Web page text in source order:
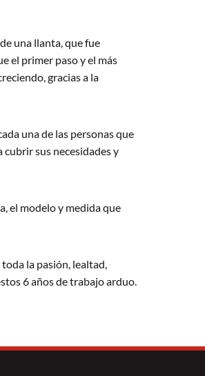
una llanta, que fue
el primer paso y el más
gracias a la
una de las personas que
cubrir sus necesidades y
el modelo y medida que
la pasión, lealtad,
6 años de trabajo arduo.